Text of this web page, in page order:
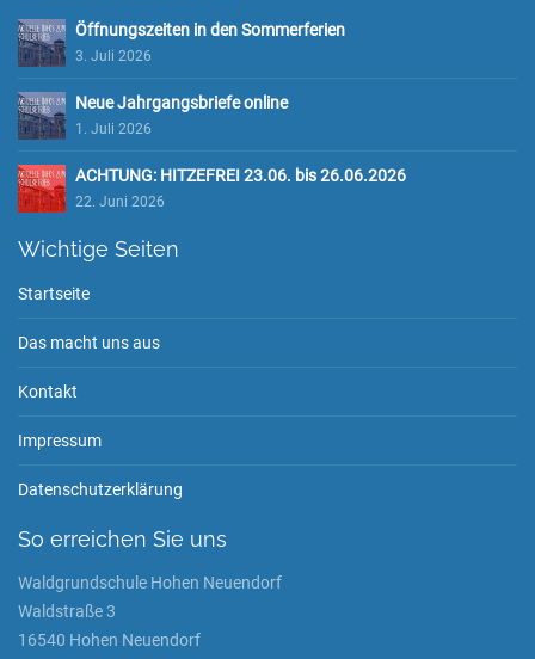
Öffnungszeiten in den Sommerferien
3. Juli 2026
Neue Jahrgangsbriefe online
1. Juli 2026
ACHTUNG: HITZEFREI 23.06. bis 26.06.2026
22. Juni 2026
Wichtige Seiten
Startseite
Das macht uns aus
Kontakt
Impressum
Datenschutzerklärung
So erreichen Sie uns
Waldgrundschule Hohen Neuendorf
Waldstraße 3
16540 Hohen Neuendorf